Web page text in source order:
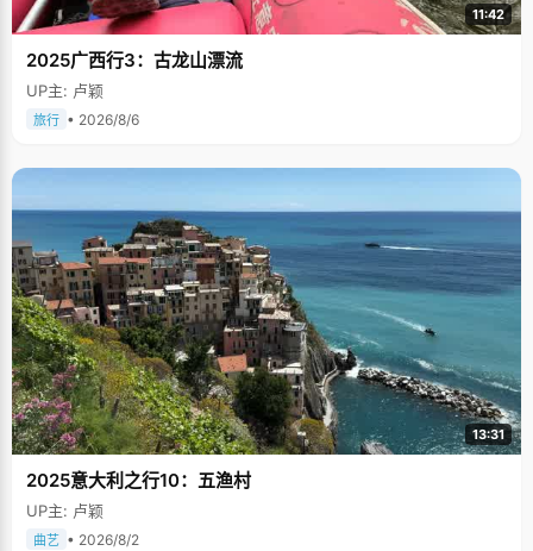
11:42
2025广西行3：古龙山漂流
UP主: 卢颖
旅行 • 2026/8/6
13:31
2025意大利之行10：五渔村
UP主: 卢颖
曲艺 • 2026/8/2